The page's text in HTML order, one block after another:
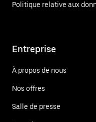
Politique relative aux
Entreprise
À propos de nous
Nos offres
Salle de presse